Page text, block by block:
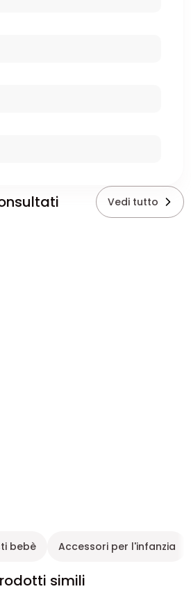
Vedi tutto
bebè Accessori per l'infanzia
simili